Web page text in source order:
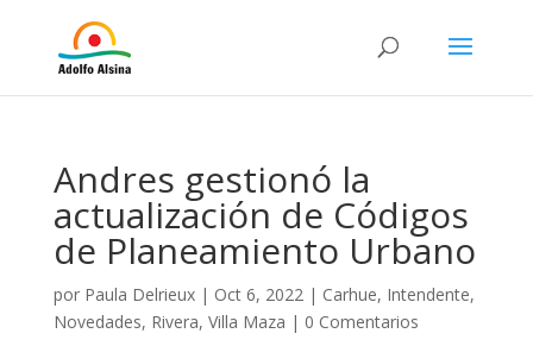
Andres gestionó la
actualización de Códigos
de Planeamiento Urbano
por Paula Delrieux| Oct 6, 2022| Carhue, Intendente,
Novedades, Rivera, Villa Maza | 0 Comentarios